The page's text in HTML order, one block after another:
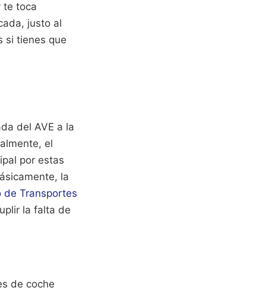
te toca
justo al
si tienes que
del AVE a la
el
por estas
la
de Transportes
la falta de
de coche